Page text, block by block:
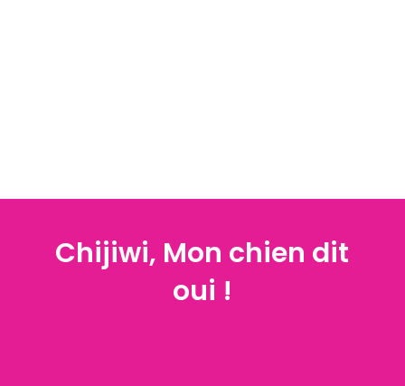
Chijiwi, Mon chien dit
oui !